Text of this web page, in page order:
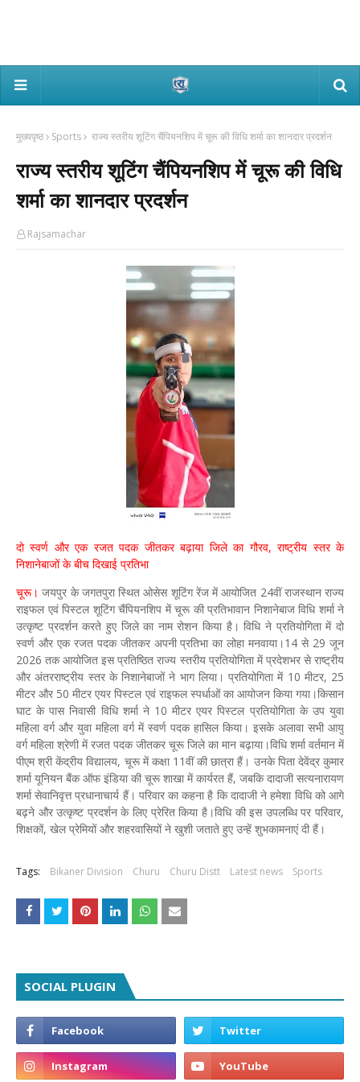
मुख्यपृष्ठ Sports राज्य स्तरीय शूटिंग चैंपियनशिप में चूरू की विधि शर्मा का शानदार प्रदर्शन
राज्य स्तरीय शूटिंग चैंपियनशिप में चूरू की विधि
शर्मा का शानदार प्रदर्शन
Rajsamachar
दो स्वर्ण और एक रजत पदक जीतकर बढ़ाया जिले का गौरव, राष्ट्रीय स्तर के
निशानेबाजों के बीच दिखाई प्रतिभा
चूरू।जयपुर के जगतपुरा स्थित ओसेस शूटिंग रेंज में आयोजित 24वीं राजस्थान राज्य
राइफल एवं पिस्टल शूटिंग चैंपियनशिप में चूरू की प्रतिभावान निशानेबाज विधि शर्मा ने
उत्कृष्ट प्रदर्शन करते हुए जिले का नाम रोशन किया है। विधि ने प्रतियोगिता में दो
स्वर्ण और एक रजत पदक जीतकर अपनी प्रतिभा का लोहा मनवाया।14 से 29 जून
2026 तक आयोजित इस प्रतिष्ठित राज्य स्तरीय प्रतियोगिता में प्रदेशभर से राष्ट्रीय
और अंतरराष्ट्रीय स्तर के निशानेबाजों ने भाग लिया। प्रतियोगिता में 10 मीटर, 25
मीटर और 50 मीटर एयर पिस्टल एवं राइफल स्पर्धाओं का आयोजन किया गया।किसान
घाट के पास निवासी विधि शर्मा ने 10 मीटर एयर पिस्टल प्रतियोगिता के उप युवा
महिला वर्ग और युवा महिला वर्ग में स्वर्ण पदक हासिल किया। इसके अलावा सभी आयु
वर्ग महिला श्रेणी में रजत पदक जीतकर चूरू जिले का मान बढ़ाया।विधि शर्मा वर्तमान में
पीएम श्री केंद्रीय विद्यालय, चूरू में कक्षा 11वीं की छात्रा हैं। उनके पिता देवेंद्र कुमार
शर्मा यूनियन बैंक ऑफ इंडिया की चूरू शाखा में कार्यरत हैं, जबकि दादाजी सत्यनारायण
शर्मा सेवानिवृत्त प्रधानाचार्य हैं। परिवार का कहना है कि दादाजी ने हमेशा विधि को आगे
बढ़ने और उत्कृष्ट प्रदर्शन के लिए प्रेरित किया है।विधि की इस उपलब्धि पर परिवार,
शिक्षकों, खेल प्रेमियों और शहरवासियों ने खुशी जताते हुए उन्हें शुभकामनाएं दी हैं।
Tags: Bikaner Division Churu Churu Distt Latest news Sports
SOCIAL PLUGIN